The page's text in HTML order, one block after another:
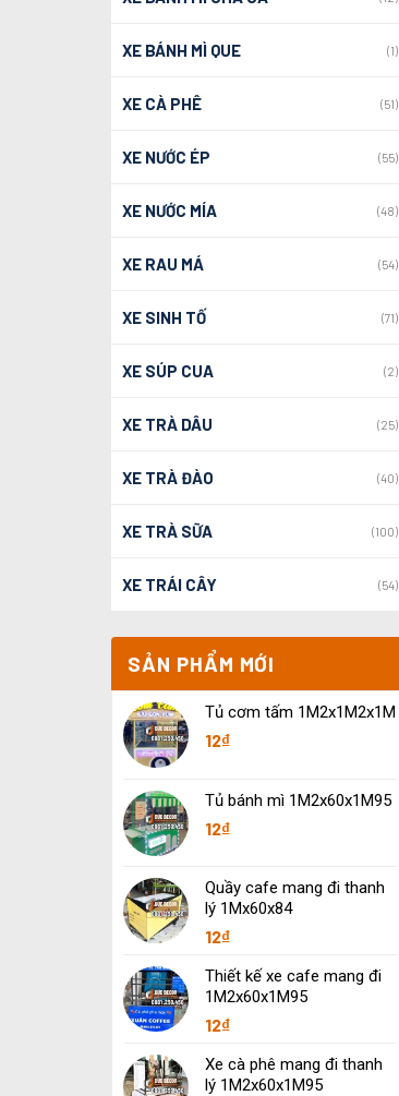
XE BÁNH MÌ QUE (1)
XE CÀ PHÊ (51)
XE NƯỚC ÉP (55)
XE NƯỚC MÍA (48)
XE RAU MÁ (54)
XE SINH TỐ (71)
XE SÚP CUA (2)
XE TRÀ DÂU (25)
XE TRÀ ĐÀO (40)
XE TRÀ SỮA (100)
XE TRÁI CÂY (54)
SẢN PHẨM MỚI
Tủ cơm tấm 1M2x1M2x1M
12₫
Tủ bánh mì 1M2x60x1M95
12₫
Quầy cafe mang đi thanh
lý 1Mx60x84
12₫
Thiết kế xe cafe mang đi
1M2x60x1M95
12₫
Xe cà phê mang đi thanh
lý 1M2x60x1M95